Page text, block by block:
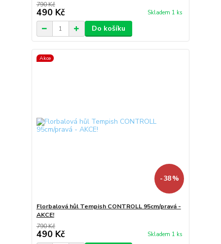
790 Kč
490 Kč Skladem 1 ks
Do košíku
Akce
- 38 %
Florbalová hůl Tempish CONTROLL 95cm/pravá -
AKCE!
790 Kč
490 Kč Skladem 1 ks